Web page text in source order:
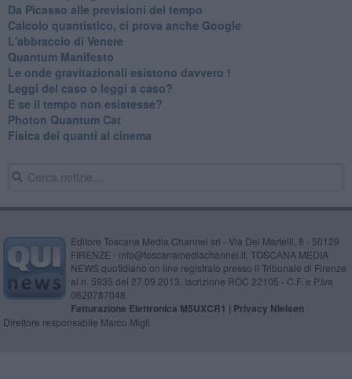
Da Picasso alle previsioni del tempo
​Calcolo quantistico, ci prova anche Google
​L'abbraccio di Venere
​Quantum Manifesto
Le onde gravitazionali esistono davvero !
Leggi del caso o leggi a caso?
E se il tempo non esistesse?
Photon Quantum Cat
Fisica dei quanti al cinema
Editore Toscana Media Channel srl - Via Dei Martelli, 8 - 50129
FIRENZE - info@toscanamediachannel.it. TOSCANA MEDIA
NEWS quotidiano on line registrato presso il Tribunale di Firenze
al n. 5935 del 27.09.2013. Iscrizione ROC 22105 - C.F. e P.Iva
0620787048
Fatturazione Elettronica M5UXCR1 | Privacy Nielsen
Direttore responsabile Marco Migli